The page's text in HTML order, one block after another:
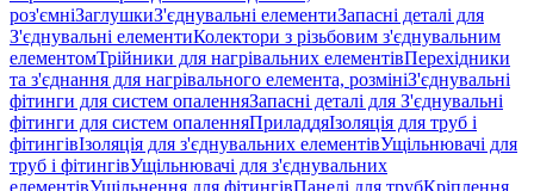
роз'ємніЗаглушкиЗ'єднувальні елементиЗапасні деталі для
З'єднувальні елементиКолектори з різьбовим з'єднувальним
елементомТрійники для нагрівальних елементівПерехідники
та з'єднання для нагрівального елемента, розмініЗ'єднувальні
фітинги для систем опаленняЗапасні деталі для З'єднувальні
фітинги для систем опаленняПриладдяІзоляція для труб і
фітингівІзоляція для з'єднувальних елементівУщільнювачі для
труб і фітингівУщільнювачі для з'єднувальних
елементівУщільнення для фітингівПанелі для трубКріплення